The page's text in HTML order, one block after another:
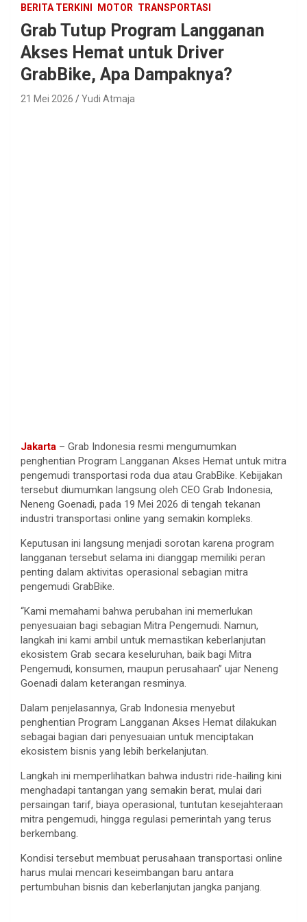
BERITA TERKINI MOTOR TRANSPORTASI
Grab Tutup Program Langganan
Akses Hemat untuk Driver
GrabBike, Apa Dampaknya?
21 Mei 2026 Yudi Atmaja
Jakarta – Grab Indonesia resmi mengumumkan
penghentian Program Langganan Akses Hemat untuk mitra
pengemudi transportasi roda dua atau GrabBike. Kebijakan
tersebut diumumkan langsung oleh CEO Grab Indonesia,
Neneng Goenadi, pada 19 Mei 2026 di tengah tekanan
industri transportasi online yang semakin kompleks.
Keputusan ini langsung menjadi sorotan karena program
langganan tersebut selama ini dianggap memiliki peran
penting dalam aktivitas operasional sebagian mitra
pengemudi GrabBike.
“Kami memahami bahwa perubahan ini memerlukan
penyesuaian bagi sebagian Mitra Pengemudi. Namun,
langkah ini kami ambil untuk memastikan keberlanjutan
ekosistem Grab secara keseluruhan, baik bagi Mitra
Pengemudi, konsumen, maupun perusahaan” ujar Neneng
Goenadi dalam keterangan resminya.
Dalam penjelasannya, Grab Indonesia menyebut
penghentian Program Langganan Akses Hemat dilakukan
sebagai bagian dari penyesuaian untuk menciptakan
ekosistem bisnis yang lebih berkelanjutan.
Langkah ini memperlihatkan bahwa industri ride-hailing kini
menghadapi tantangan yang semakin berat, mulai dari
persaingan tarif, biaya operasional, tuntutan kesejahteraan
mitra pengemudi, hingga regulasi pemerintah yang terus
berkembang.
Kondisi tersebut membuat perusahaan transportasi online
harus mulai mencari keseimbangan baru antara
pertumbuhan bisnis dan keberlanjutan jangka panjang.